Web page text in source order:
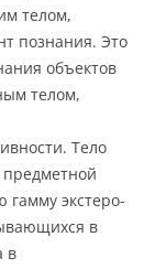
телом,
познания. Это
объектов
телом,
Тело
гамму экстеро-
в
в